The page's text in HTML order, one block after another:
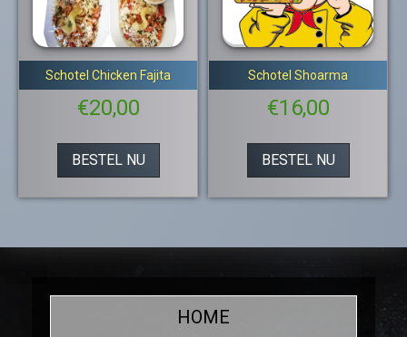
Schotel Chicken Fajita
€20,00
BESTEL NU
Schotel Shoarma
€16,00
BESTEL NU
HOME